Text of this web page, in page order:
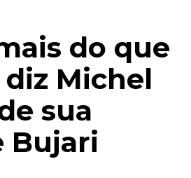
do que
diz Michel
sua
Bujari